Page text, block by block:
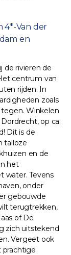
4*-Van der
en
de rivieren de
centrum van
rijden. In
zoals
Winkelen
op ca.
Dit is de
talloze
en de
het
water. Tevens
onder
gebouwde
terugtrekken,
of De
zich uitstekend
Vergeet ook
prachtige